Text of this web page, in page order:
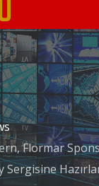
Flormar
Sergisine